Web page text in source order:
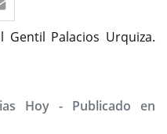
Gentil Palacios Urquiza.
Hoy - Publicado en